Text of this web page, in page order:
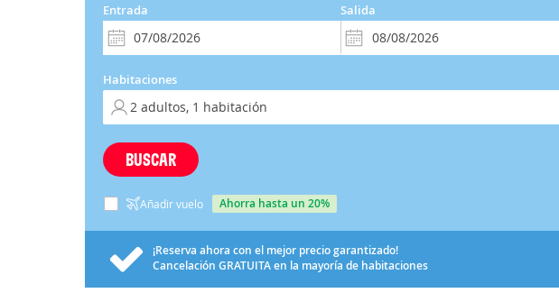
Entrada Salida
Habitaciones
BUSCAR
Añadir vuelo ahorra hasta un 20%
¡Reserva ahora con el mejor precio garantizado!
Cancelación GRATUITAen la mayoría de habitaciones